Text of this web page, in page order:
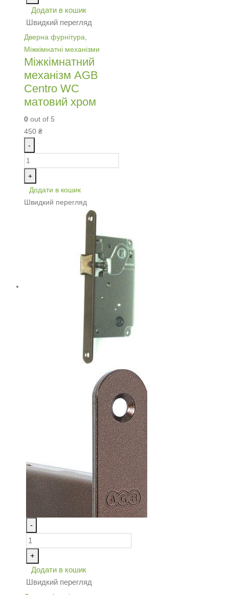
Додати в кошик
Швидкий перегляд
Дверна фурнітура
Міжкімнатні механізми
Міжкімнатний
механізм AGB
Centro WC
матовий хром
0 out of 5
450 ₴
-
+
Додати в кошик
Швидкий перегляд
-
+
Додати в кошик
Швидкий перегляд